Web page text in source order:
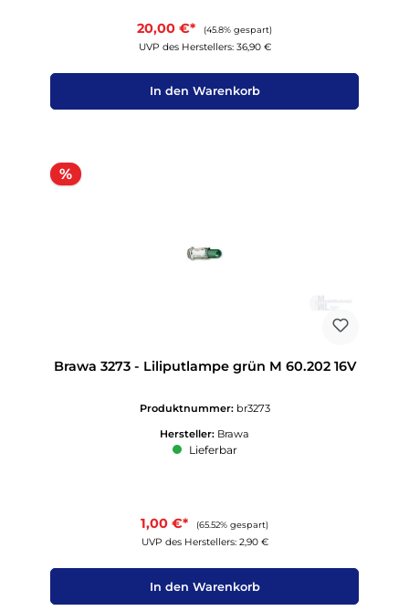
20,00 €* (45.8% gespart)
UVP des Herstellers: 36,90 €
In den Warenkorb
%Rabatt
Brawa 3273 - Liliputlampe grün M 60.202 16V
Produktnummer: br3273
Hersteller: Brawa
Lieferbar
1,00 €* (65.52% gespart)
UVP des Herstellers: 2,90 €
In den Warenkorb